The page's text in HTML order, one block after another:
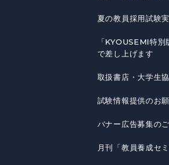
夏の教員採用試験
「KYOUSEMI特
で差し上げます
取扱書店・大学生
試験情報提供のお
バナー広告募集の
月刊「教員養成セ